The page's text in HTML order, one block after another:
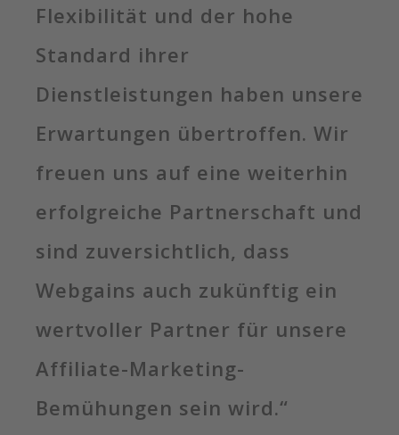
Flexibilität und der hohe
Standard ihrer
Dienstleistungen haben unsere
Erwartungen übertroffen. Wir
freuen uns auf eine weiterhin
erfolgreiche Partnerschaft und
sind zuversichtlich, dass
Webgains auch zukünftig ein
wertvoller Partner für unsere
Affiliate-Marketing-
Bemühungen sein wird.“